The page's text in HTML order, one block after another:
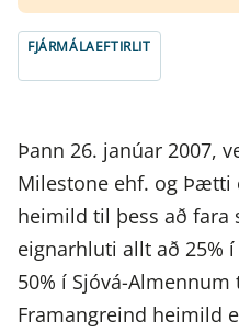
FJÁRMÁLAEFTIRLIT
Þann 26. janúar 2007,
Milestone ehf. og Þætti
heimild til þess að fara
eignarhluti allt að 25%
50% í Sjóvá-
Framangreind heimild